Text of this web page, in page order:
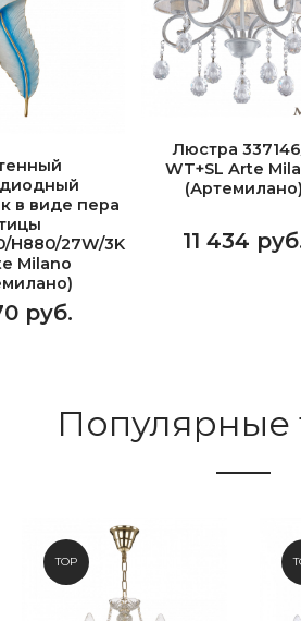
в виде пера
H880/27W/3K
Milano
руб.
Люстра
WT+SL Arte
(Артемилано)
11 434
Популярные
TOP